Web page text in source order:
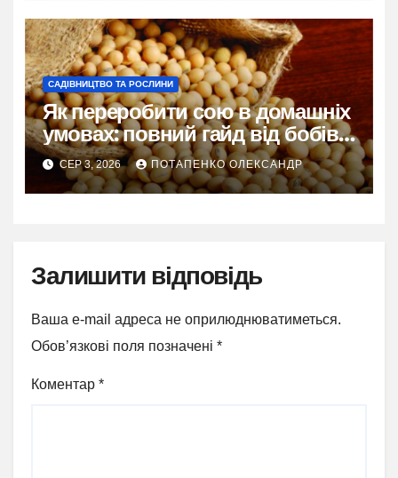
САДІВНИЦТВО ТА РОСЛИНИ
Як переробити сою в домашніх
умовах: повний гайд від бобів
до молока і тофу
СЕР 3, 2026 ПОТАПЕНКО ОЛЕКСАНДР
Залишити відповідь
Ваша e-mail адреса не оприлюднюватиметься.
Обов’язкові поля позначені *
Коментар *